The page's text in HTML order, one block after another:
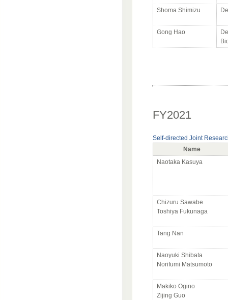
Shoma Shimizu
Gong Hao
FY2021
Self-directed Joint
Name
Naotaka Kasuya
Chizuru Sawabe
Toshiya Fukunaga
Tang Nan
Naoyuki Shibata
Norifumi Matsumoto
Makiko Ogino
Zijing Guo